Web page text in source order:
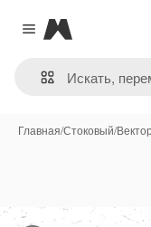
Close menu
Magnific
Главная/Стоковый/